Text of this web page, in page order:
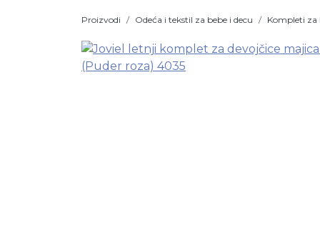
Proizvodi Odeća i tekstil za bebe i decu Kompleti za